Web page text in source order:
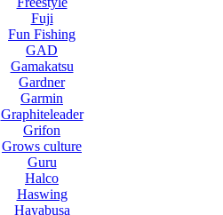
Fuji
Fun Fishing
GAD
Gamakatsu
Gardner
Garmin
Graphiteleader
Grifon
Grows culture
Guru
Halco
Haswing
Hayabusa